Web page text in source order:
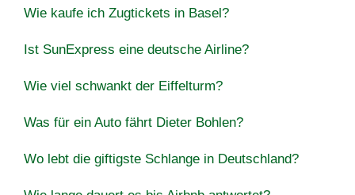
Wie kaufe ich Zugtickets in Basel?
Ist SunExpress eine deutsche Airline?
Wie viel schwankt der Eiffelturm?
Was für ein Auto fährt Dieter Bohlen?
Wo lebt die giftigste Schlange in Deutschland?